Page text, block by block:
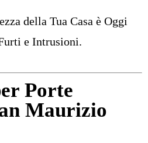
della Tua Casa è Oggi
e Intrusioni.
Porte
Maurizio